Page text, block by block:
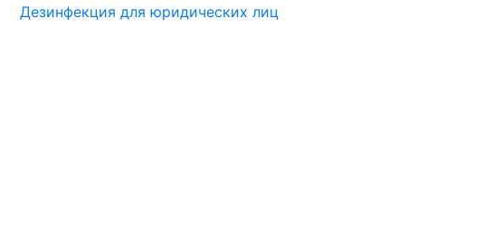
Дезинфекция для юридических лиц